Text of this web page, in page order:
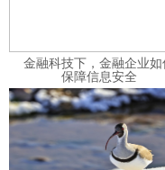
金融科技下，金融企业如
保障信息安全